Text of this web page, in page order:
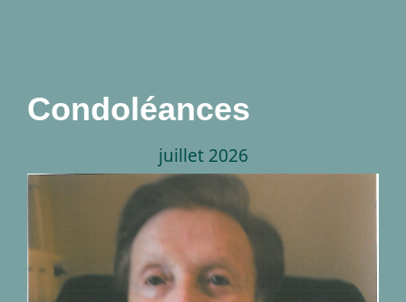
Condoléances
juillet 2026